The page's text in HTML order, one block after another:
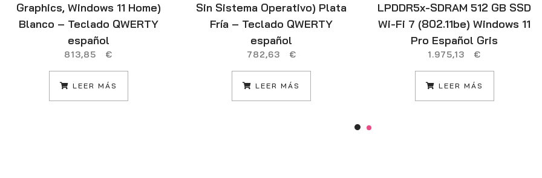
Graphics, Windows 11 Home)
Blanco – Teclado QWERTY
español
813,85 €
LEER MÁS
Sin Sistema Operativo) Plata
Fría – Teclado QWERTY
español
782,63 €
LEER MÁS
LPDDR5x-SDRAM 512 GB SSD
Wi-Fi 7 (802.11be) Windows 11
Pro Español Gris
1.975,13 €
LEER MÁS